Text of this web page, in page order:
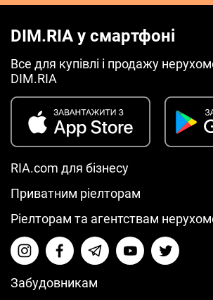
DIM.RIA у смартфоні
Все для купівлі і продажу
DIM.RIA
RIA.com для бізнесу
Приватним ріелторам
Ріелторам та агентствам
Забудовникам